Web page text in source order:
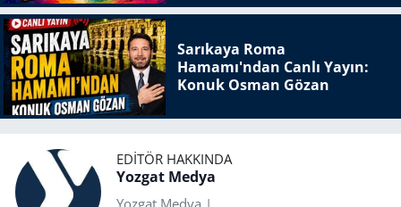
Sarıkaya Roma
Hamamı'ndan Canlı Yayın:
Konuk Osman Gözan
EDITÖR HAKKINDA
Yozgat Medya
Yozgat Medya |